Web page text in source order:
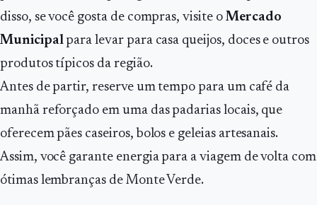
disso, se você gosta de compras, visite o Mercado
Municipalpara levar para casa queijos, doces e outros
produtos típicos da região.
Antes de partir, reserve um tempo para um café da
manhã reforçado em uma das padarias locais, que
oferecem pães caseiros, bolos e geleias artesanais.
Assim, você garante energia para a viagem de volta com
ótimas lembranças de Monte Verde.